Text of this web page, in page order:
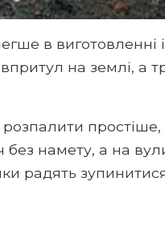
в виготовленні
на землі, а
розпалити
без намету, а на
радять